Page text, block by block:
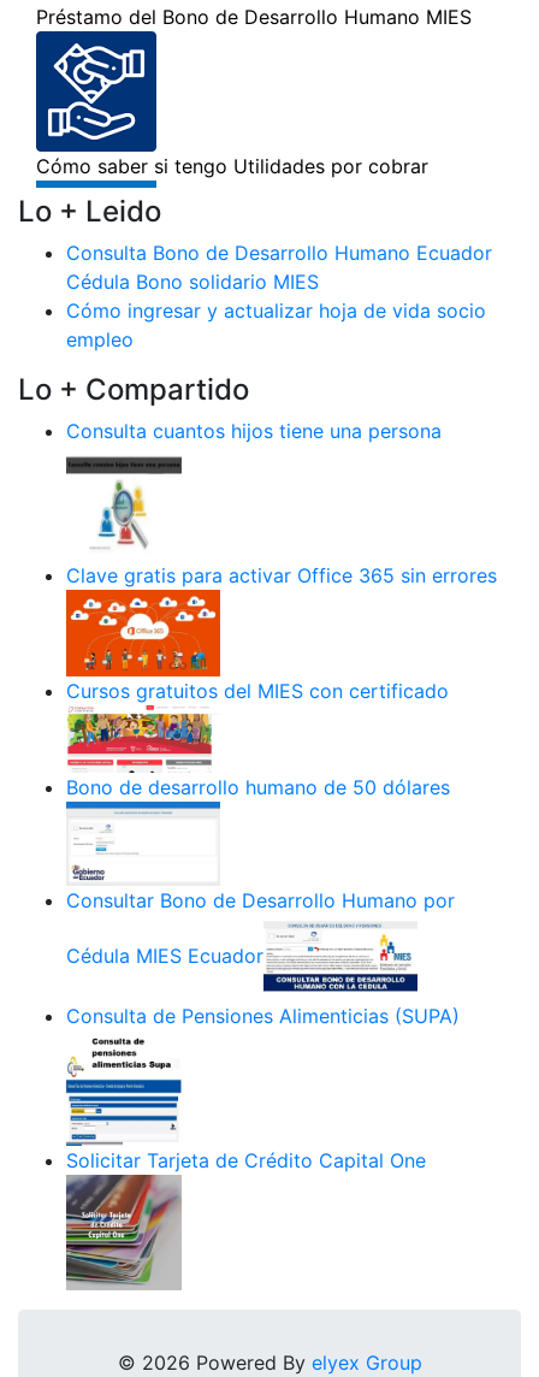
Lo + Leido
Consulta Bono de Desarrollo Humano Ecuador
Cédula Bono solidario MIES
Cómo ingresar y actualizar hoja de vida socio
empleo
Lo + Compartido
Consulta cuantos hijos tiene una persona
Clave gratis para activar Office 365 sin errores
Cursos gratuitos del MIES con certificado
Bono de desarrollo humano de 50 dólares
Consultar Bono de Desarrollo Humano por
Cédula MIES Ecuador
Consulta de Pensiones Alimenticias (SUPA)
Solicitar Tarjeta de Crédito Capital One
© 2026 Powered By elyex Group